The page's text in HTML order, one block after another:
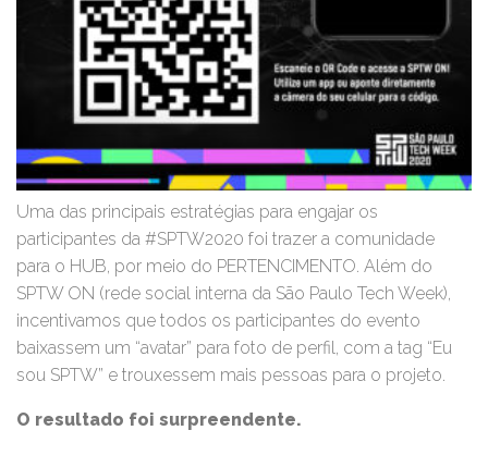
Uma das principais estratégias para engajar os
participantes da #SPTW2020 foi trazer a comunidade
para o HUB, por meio do PERTENCIMENTO. Além do
SPTW ON (rede social interna da São Paulo Tech Week),
incentivamos que todos os participantes do evento
baixassem um “avatar” para foto de perfil, com a tag “Eu
sou SPTW” e trouxessem mais pessoas para o projeto.
O resultado foi surpreendente.